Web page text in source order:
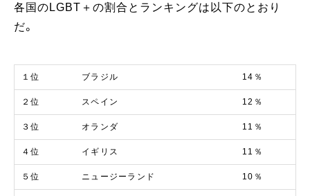
各国のLGBT＋の割合とランキングは以下のとおり
だ。
１位 ブラジル 14％
２位 スペイン 12％
３位 オランダ 11％
４位 イギリス 11％
５位 ニュージーランド 10％